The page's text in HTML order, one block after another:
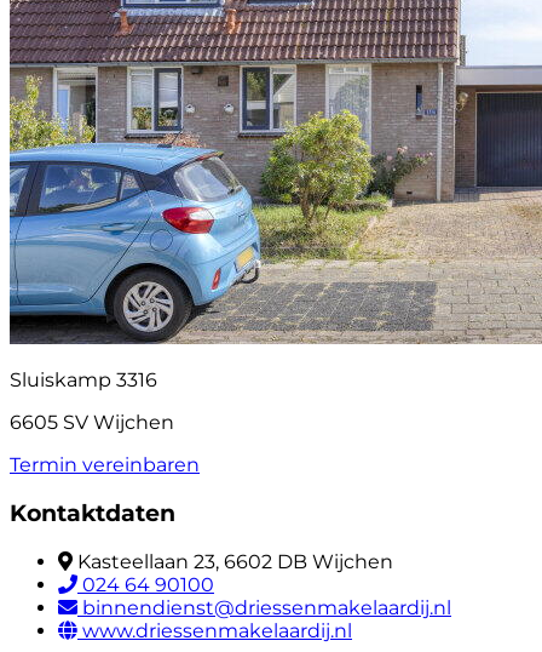
Sluiskamp 3316
6605 SV Wijchen
Termin vereinbaren
Kontaktdaten
Kasteellaan 23, 6602 DB Wijchen
024 64 90100
binnendienst@driessenmakelaardij.nl
www.driessenmakelaardij.nl